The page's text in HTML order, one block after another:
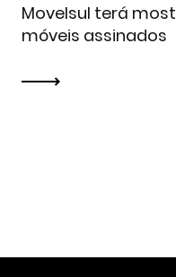
Movelsul terá
móveis assinados